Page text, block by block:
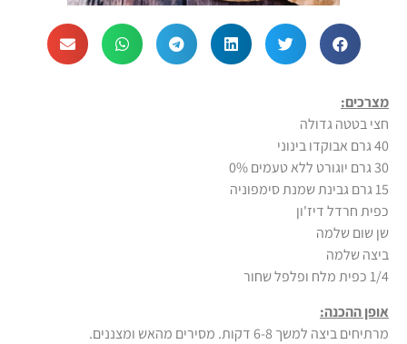
מצרכים:
חצי בטטה גדולה
40 גרם אבוקדו בינוני
30 גרם יוגורט ללא טעמים 0%
15 גרם גבינת שמנת סימפוניה
כפית חרדל דיז'ון
שן שום שלמה
ביצה שלמה
1/4 כפית מלח ופלפל שחור
אופן ההכנה:
מרתיחים ביצה למשך 6-8 דקות. מסירים מהאש ומצננים.